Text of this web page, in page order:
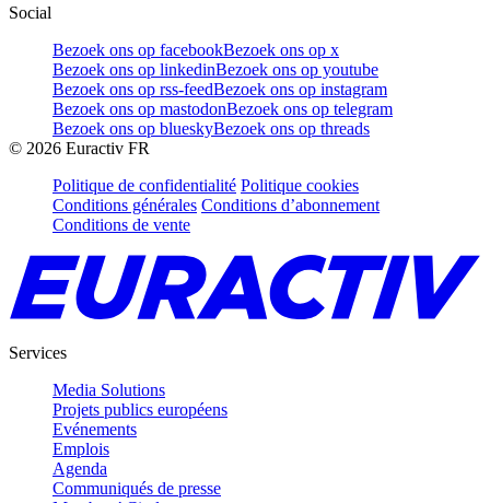
Social
Bezoek ons op facebookBezoek ons op x
Bezoek ons op linkedinBezoek ons op youtube
Bezoek ons op rss-feedBezoek ons op instagram
Bezoek ons op mastodonBezoek ons op telegram
Bezoek ons op blueskyBezoek ons op threads
© 2026 Euractiv FR
Politique de confidentialité Politique cookies
Conditions générales Conditions d’abonnement
Conditions de vente
Services
Media Solutions
Projets publics européens
Evénements
Emplois
Agenda
Communiqués de presse